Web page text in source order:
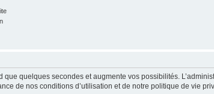
que quelques secondes et augmente vos possibilités.
de nos conditions d’utilisation et de notre politique de vie